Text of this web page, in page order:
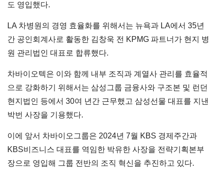
도 영입했다.
LA 차병원의 경영 효율화를 위해서는 뉴욕과 LA에서 35년
간 공인회계사로 활동한 김창욱 전 KPMG 파트너가 현지 병
원 관리법인 대표로 합류했다.
차바이오텍은 이와 함께 내부 조직과 계열사 관리를 효율적
으로 강화하기 위해서는 삼성그룹 금융사와 구조본 및 런던
현지법인 등에서 30여 년간 근무했고 삼성선물 대표를 지낸
박번 사장을 기용했다.
이에 앞서 차바이오그룹은 2024년 7월 KBS 경제주간과
KBS비즈니스 대표를 역임한 박유한 사장을 전략기획본부
장으로 영입해 그룹 전반의 조직 혁신을 추진하고 있다.